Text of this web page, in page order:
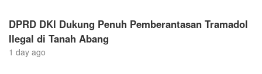
DPRD DKI Dukung Penuh Pemberantasan Tramadol
Ilegal di Tanah Abang
1 day ago